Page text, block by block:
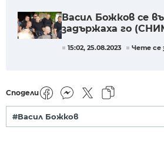
Васил Божков се
задържаха го
15:02, 25.08.2023 Чете се
Сподели
#Васил Божков